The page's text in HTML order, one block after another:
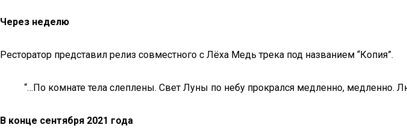
Через неделю
Ресторатор представил релиз совместного с Лёха Медь трека под названием “Копия”.
“…По комнате тела слеплены. Свет Луны по небу прокрался медленно, медленно.
В конце сентября 2021 года